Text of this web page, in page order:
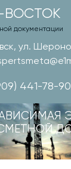
ВОСТОК
документации
ул.
441-78-90